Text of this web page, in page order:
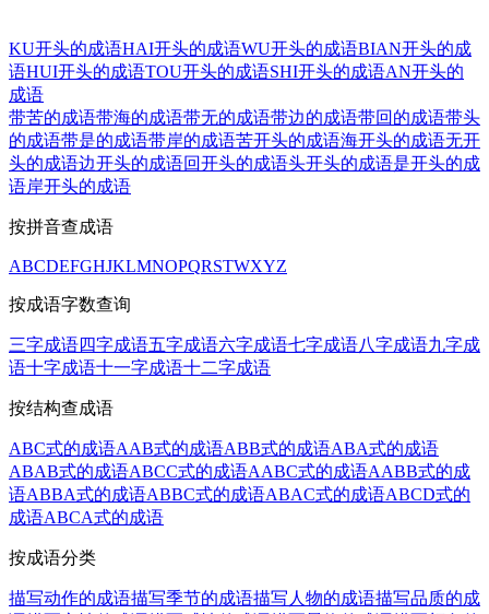
KU开头的成语HAI开头的成语WU开头的成语BIAN开头的成
语HUI开头的成语TOU开头的成语SHI开头的成语AN开头的
成语
带苦的成语带海的成语带无的成语带边的成语带回的成语带头
的成语带是的成语带岸的成语苦开头的成语海开头的成语无开
头的成语边开头的成语回开头的成语头开头的成语是开头的成
语岸开头的成语
按拼音查成语
ABCDEFGHJKLMNOPQRSTWXYZ
按成语字数查询
三字成语四字成语五字成语六字成语七字成语八字成语九字成
语十字成语十一字成语十二字成语
按结构查成语
ABC式的成语AAB式的成语ABB式的成语ABA式的成语
ABAB式的成语ABCC式的成语AABC式的成语AABB式的成
语ABBA式的成语ABBC式的成语ABAC式的成语ABCD式的
成语ABCA式的成语
按成语分类
描写动作的成语描写季节的成语描写人物的成语描写品质的成